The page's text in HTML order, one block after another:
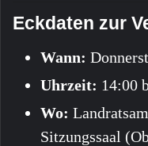
Eckdaten zur
Wann:
Uhrzeit: 14:00
Wo:
Sitzungssaal